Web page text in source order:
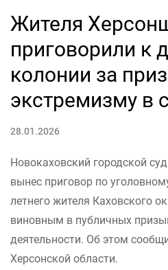
Жителя
приговорили к
колонии за
экстремизму в
28.01.2026
Новокаховский городской
вынес приговор по
летнего жителя Каховского
виновным в публичных
деятельности. Об этом
Херсонской области.